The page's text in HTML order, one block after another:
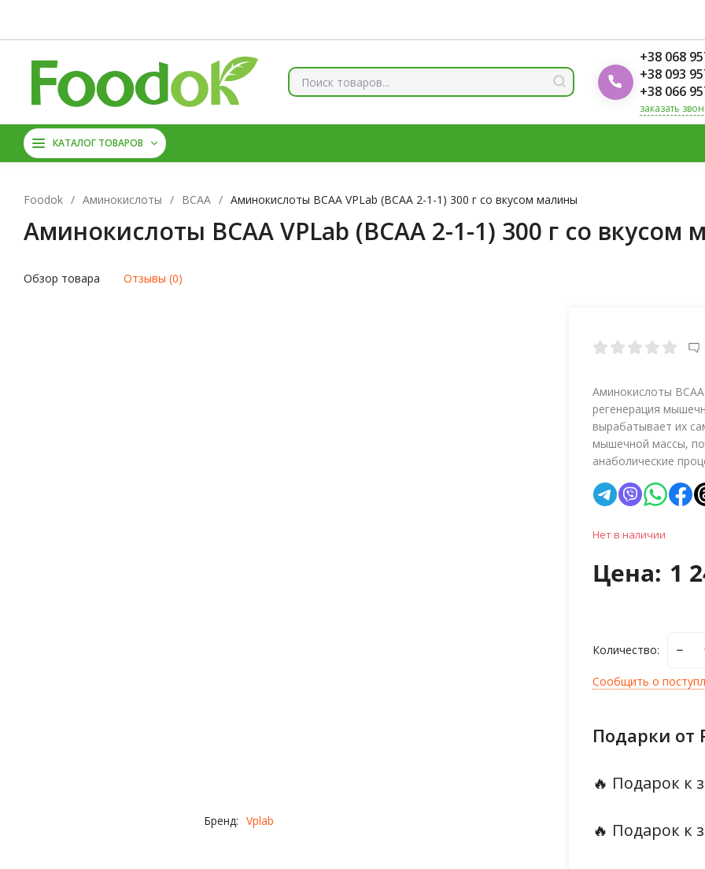
+38 068
+38 093
+38 066
заказать
КАТАЛОГ ТОВАРОВ
МАГНИЙ
АМИНОКИСЛОТЫ ЦИНК
Foodok / Аминокислоты / ВСАА / Аминокислоты BCAA VPLab (BCAA 2-1-1) 300 г со вкусом малины
Аминокислоты BCAA VPLab (BCAA 2-1-1) 300 г со вкусом
Обзор товара Отзывы (0)
Бренд: Vplab
Аминокислоты
регенерация
вырабатывает их
мышечной массы,
анаболические
Нет в наличии
Цена: 1
Количество:
Сообщить о
Подарки от
🔥 Подарок к
🔥 Подарок к